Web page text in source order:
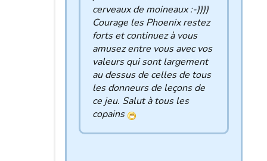
cerveaux de moineaux :-))))
Courage les Phoenix restez
forts et continuez à vous
amusez entre vous avec vos
valeurs qui sont largement
au dessus de celles de tous
les donneurs de leçons de
ce jeu. Salut à tous les
copains